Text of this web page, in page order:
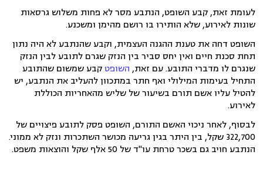
לעומת זאת, קבע השופט, הנתבע מסר לא פחות משלוש גרסאות
שונות לאירוע, שלא הותירו בו רושם מהימן ומשכנע.
השופט דחה את טענת ההגנה העצמית, וקבע שהנתבע לא היה נתון
תחת סכנת חיים ואין יחס סביר בין הנזק שגרם לתובע לבין הנזק
שנגרם לו מדברי התובע. עם זאת, השופט קבע שמשום שהתובע
התחיל בעימות המילולי ואף חתר במתכוון להעליב את הנתבע, יש
להטיל עליו אשם תורם בשיעור של שליש מהאחריות הכוללת
לאירוע.
לבסוף, לאחר ניכוי האשם התורם, השופט פסק לתובע פיצויים של
322,700 שקל, בין היתר בגין גריעה מכושר השתכרות ונזק לא ממוני.
הנתבע חויב גם בשכר טרחת עו"ד של 50 אלף שקל והוצאות משפט.